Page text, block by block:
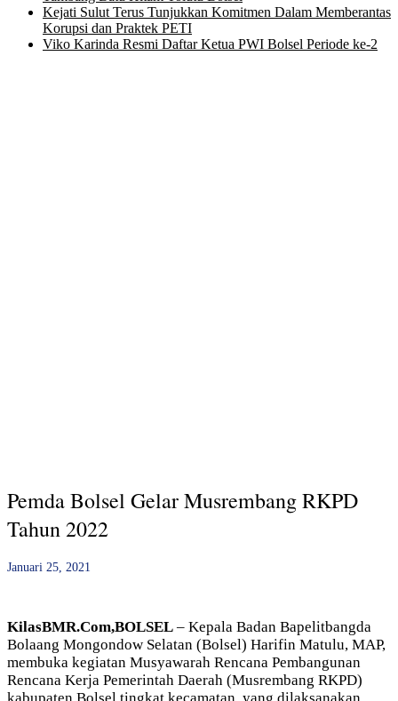
Kejati Sulut Terus Tunjukkan Komitmen Dalam Memberantas
Korupsi dan Praktek PETI
Viko Karinda Resmi Daftar Ketua PWI Bolsel Periode ke-2
Pemda Bolsel Gelar Musrembang RKPD
Tahun 2022
Januari 25, 2021
KilasBMR.Com,BOLSEL – Kepala Badan Bapelitbangda
Bolaang Mongondow Selatan (Bolsel) Harifin Matulu, MAP,
membuka kegiatan Musyawarah Rencana Pembangunan
Rencana Kerja Pemerintah Daerah (Musrembang RKPD)